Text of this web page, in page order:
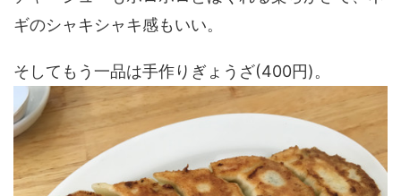
ギのシャキシャキ感もいい。
そしてもう一品は手作りぎょうざ(400円)。